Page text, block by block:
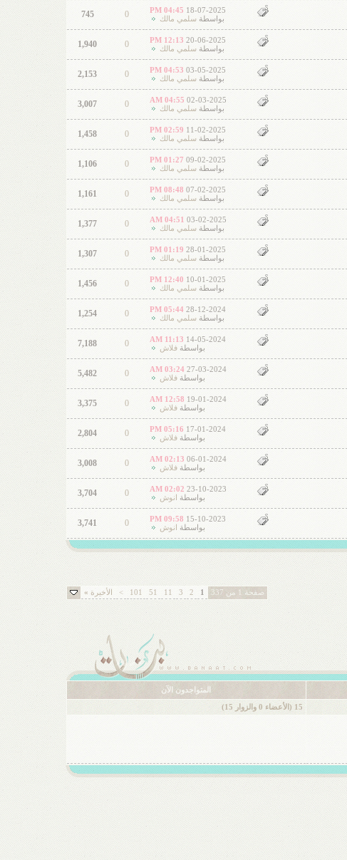
18-07-2025
04:45 PM
بواسطةسلمي مالك 0
745
20-06-2025
12:13 PM
بواسطةسلمي مالك 0
1,940
03-05-2025
04:53 PM
بواسطةسلمي مالك 0
2,153
02-03-2025
04:55 AM
بواسطةسلمي مالك 0
3,007
11-02-2025
02:59 PM
بواسطةسلمي مالك 0
1,458
09-02-2025
01:27 PM
بواسطةسلمي مالك 0
1,106
07-02-2025
08:48 PM
بواسطةسلمي مالك 0
1,161
03-02-2025
04:51 AM
بواسطةسلمي مالك 0
1,377
28-01-2025
01:19 PM
بواسطةسلمي مالك 0
1,307
10-01-2025
12:40 PM
بواسطةسلمي مالك 0
1,456
28-12-2024
05:44 PM
بواسطةسلمي مالك 0
1,254
14-05-2024
11:13 AM
بواسطةفلاش 0
7,188
27-03-2024
03:24 AM
بواسطةفلاش 0
5,482
19-01-2024
12:58 AM
بواسطةفلاش 0
3,375
17-01-2024
05:16 PM
بواسطةفلاش 0
2,804
06-01-2024
02:13 AM
بواسطةفلاش 0
3,008
23-10-2023
02:02 AM
بواسطة
انوش 0
3,704
15-10-2023
09:58 PM
بواسطة
انوش 0
3,741
صفحة 1 من 337 1
2
3
11
51
101
> الأخيرة »
المتواجدون الآن
15 (الأعضاء 0 والزوار 15)